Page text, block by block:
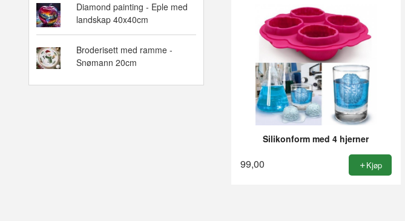
Diamond painting - Eple med
landskap 40x40cm
Broderisett med ramme -
Snømann 20cm
Silikonform med 4 hjerner
99,00 Kjøp